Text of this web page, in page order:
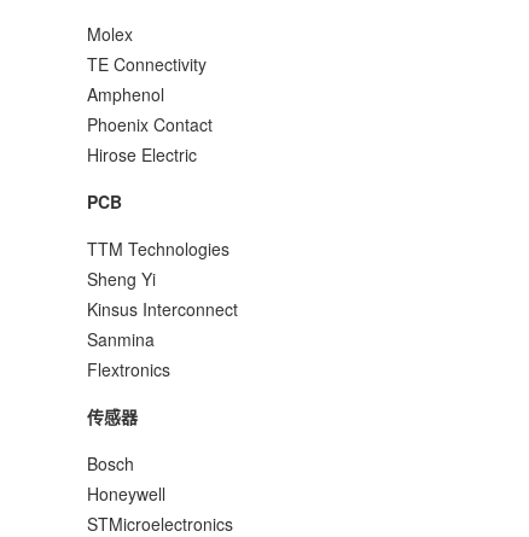
Molex
TE Connectivity
Amphenol
Phoenix Contact
Hirose Electric
PCB
TTM Technologies
Sheng Yi
Kinsus Interconnect
Sanmina
Flextronics
传感器
Bosch
Honeywell
STMicroelectronics